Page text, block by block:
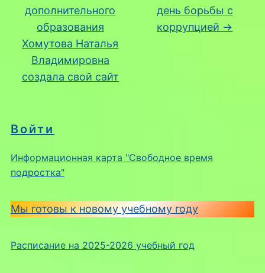
Войти
Информационная карта "Свободное время
подростка"
Мы готовы к новому учебному году
Расписание на 2025-2026 учебный год
дополнительного
образования
Хомутова Наталья
Владимировна
создала свой сайт
день борьбы с
коррупцией →